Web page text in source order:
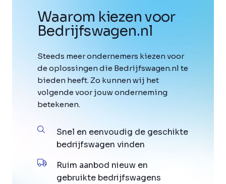
Waarom kiezen voor
Bedrijfswagen.nl
Steeds meer ondernemers kiezen voor
de oplossingen die Bedrijfswagen.nl te
bieden heeft. Zo kunnen wij het
volgende voor jouw onderneming
betekenen.
Snel en eenvoudig de geschikte
bedrijfswagen vinden
Ruim aanbod nieuw en
gebruikte bedrijfswagens